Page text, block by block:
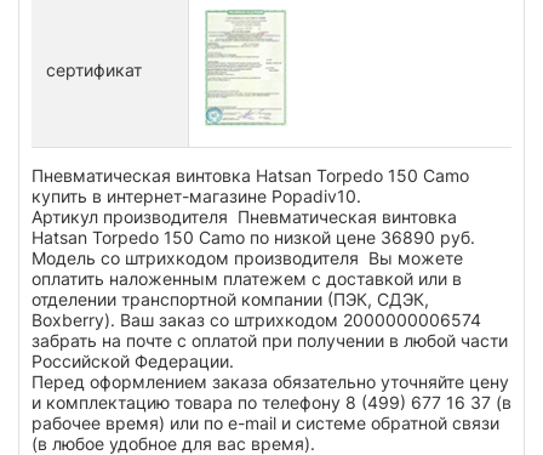
сертификат
Пневматическая винтовка Hatsan Torpedo 150 Camo
купить в интернет-магазине Popadiv10.
Артикул производителя Пневматическая винтовка
Hatsan Torpedo 150 Camo по низкой цене 36890 руб.
Модель со штрихкодом производителя Вы можете
оплатить наложенным платежем с доставкой или в
отделении транспортной компании (ПЭК, СДЭК,
Boxberry). Ваш заказ со штрихкодом 2000000006574
забрать на почте с оплатой при получении в любой части
Российской Федерации.
Перед оформлением заказа обязательно уточняйте цену
и комплектацию товара по телефону 8 (499) 677 16 37 (в
рабочее время) или по e-mail и системе обратной связи
(в любое удобное для вас время).